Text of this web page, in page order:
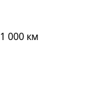
1 000 км